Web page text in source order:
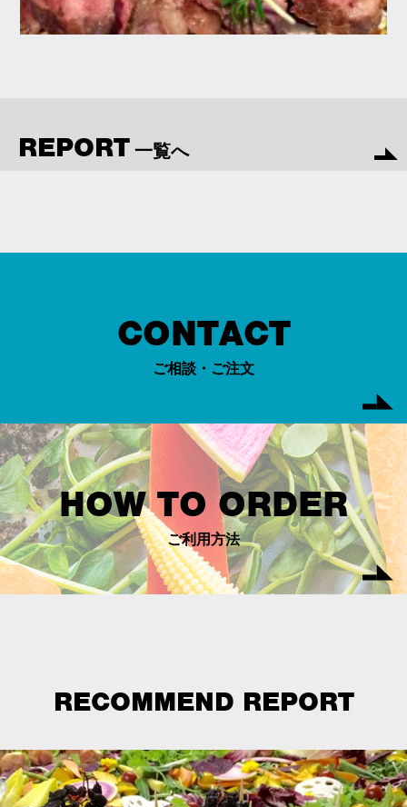
REPORT 一覧へ
CONTACT
ご相談・ご注文
HOW TO ORDER
ご利用方法
RECOMMEND REPORT